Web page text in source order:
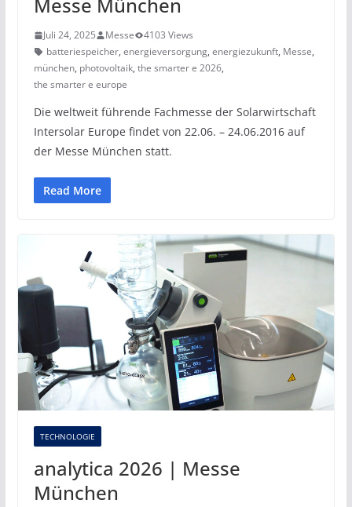
Messe München
Juli 24, 2025 Messe
4103 Views
batteriespeicher, energieversorgung, energiezukunft, Messe,
münchen, photovoltaik, the smarter e 2026,
the smarter e europe
Die weltweit führende Fachmesse der Solarwirtschaft
Intersolar Europe findet von 22.06. – 24.06.2016 auf
der Messe München statt.
Read More
TECHNOLOGIE
analytica 2026 | Messe
München